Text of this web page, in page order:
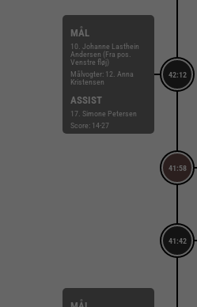
42:12
MÅL
10. Johanne Lasthein
Andersen (Fra pos.
Venstre fløj)
Målvogter: 12. Anna
Kristensen
ASSIST
17. Simone Petersen
Score: 14-27
41:58
41:42